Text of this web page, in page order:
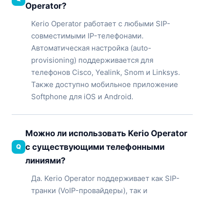
Operator?
Kerio Operator работает с любыми SIP-
совместимыми IP-телефонами.
Автоматическая настройка (auto-
provisioning) поддерживается для
телефонов Cisco, Yealink, Snom и Linksys.
Также доступно мобильное приложение
Softphone для iOS и Android.
Можно ли использовать Kerio Operator
с существующими телефонными
линиями?
Да. Kerio Operator поддерживает как SIP-
транки (VoIP-провайдеры), так и